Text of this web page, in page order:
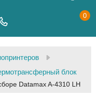
0
блок
Datamax A-4310 LH